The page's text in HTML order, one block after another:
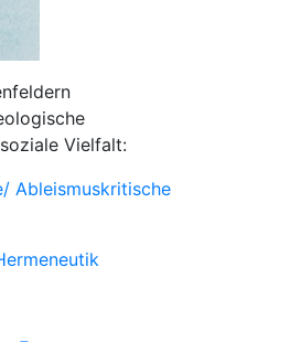
Vielfalt:
Ableismuskritische